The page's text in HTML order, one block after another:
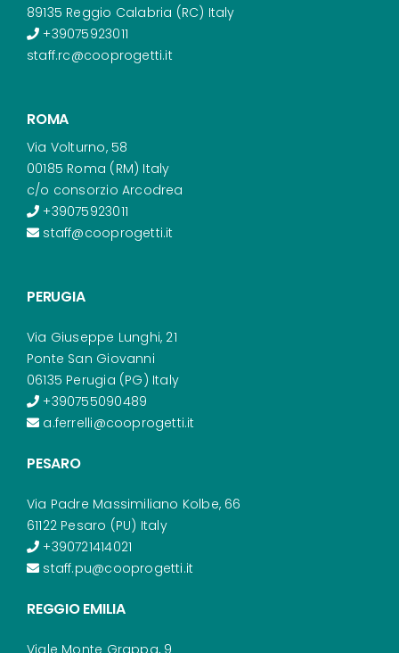
89135 Reggio Calabria (RC) Italy
+39075923011
staff.rc@cooprogetti.it
ROMA
Via Volturno, 58
00185 Roma (RM) Italy
c/o consorzio Arcodrea
+39075923011
staff@cooprogetti.it
PERUGIA
Via Giuseppe Lunghi, 21
Ponte San Giovanni
06135 Perugia (PG) Italy
+390755090489
a.ferrelli@cooprogetti.it
PESARO
Via Padre Massimiliano Kolbe, 66
61122 Pesaro (PU) Italy
+390721414021
staff.pu@cooprogetti.it
REGGIO EMILIA